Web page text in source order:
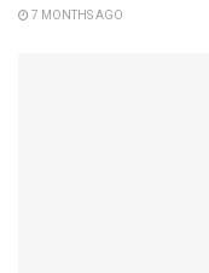
7 MONTHS AGO